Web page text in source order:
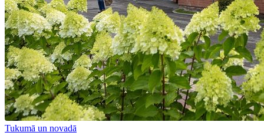
Tukumā un novadā